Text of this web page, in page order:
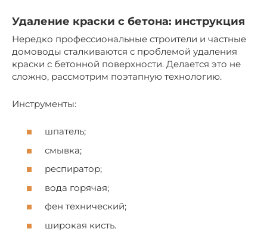
Удаление краски с бетона: инструкция
Нередко профессиональные строители и частные
домоводы сталкиваются с проблемой удаления
краски с бетонной поверхности. Делается это не
сложно, рассмотрим поэтапную технологию.
Инструменты:
шпатель;
смывка;
респиратор;
вода горячая;
фен технический;
широкая кисть.